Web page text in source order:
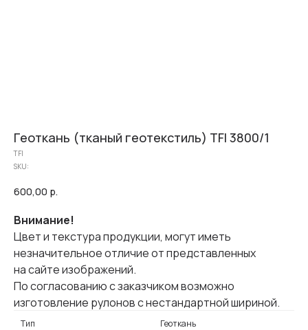
Геоткань (тканый геотекстиль) TFI 3800/1
TFI
SKU:
600,00 р.
Внимание!
Цвет и текстура продукции, могут иметь
незначительное отличие от представленных
на сайте изображений.
По согласованию с заказчиком возможно
изготовление рулонов с нестандартной шириной.
Тип Геоткань